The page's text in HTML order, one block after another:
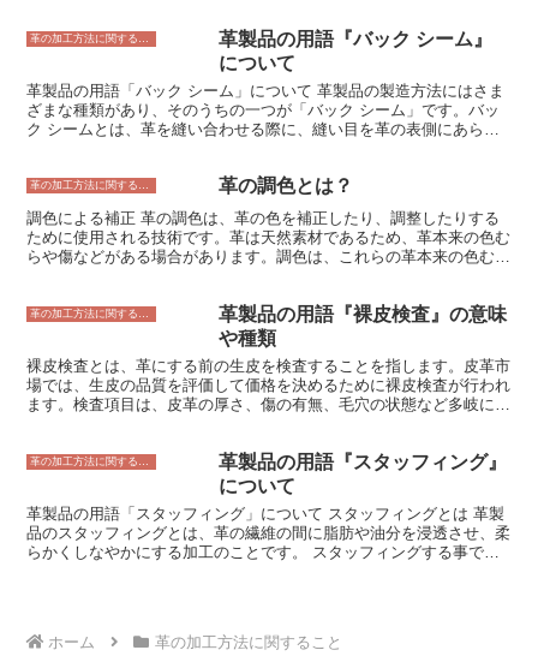
工よりも防水性が低いですが、革の風合いを損なわないというメリッ
トがあります。防水加工は、撥水加工よりも防水性が高いですが、革
の風合いが損なわれるというデメリットがあります。 革製品の防水
性は、用途に合わせて選ぶことが大切です。例えば、雨や雪の日によ
く使用する場合は、防水性が高い革製品を選ぶ必要があります。ま
た、水に濡れる可能性が低い場合は、撥水性が高い革製品を選ぶと良
を塗布することが大切です。防水スプレーは、革の表面に防水膜を形
成することで、水を浸透させにくくします。防水スプレーは、市販の
ものを購入することができます。 革製品の防水性を高めるために
は、水に濡れた後はすぐに拭き取ることも大切です。水に濡れた革製
品は、放置すると防水性が低下することがあります。水に濡れた後
は、すぐに柔らかい布で拭き取りましょう。
革製品の用語『バック シーム』
について
革製品の用語「バック シーム」について 革製品の製造方法にはさま
ざまな種類があり、そのうちの一つが「バック シーム」です。バッ
ク シームとは、革を縫い合わせる際に、縫い目を革の表側にあらわ
で、革製品の高級感や品質を高めます。 バック シームは、革製品の
分に施されることが多く、マチのあるバッグや革小物に使用されるこ
とが多いです。 バック シームは、革を縫い合わせる際に、革の表側
に縫い目をあらわさないように工夫した縫製方法です。そのため、革
シームは、革製品の高級感や品質を高めるためによく使用されます。
革の加工方法に関すること 革の調色とは？
調色による補正 革の調色は、革の色を補正したり、調整したりする
ために使用される技術です。革は天然素材であるため、革本来の色む
らや傷などがある場合があります。調色は、これらの革本来の色むら
ことで行われます。染料は、革に色を浸透させることで、革の色を補
正したり、調整したりすることができます。色を塗る場合は、革の表
面に色を塗ることで、革の色を補正したり、調整したりすることがで
きます。 調色は、革の種類や状態によって、異なる方法で行われま
す。革の種類によっては、染料を使用することができない場合があ
り、その場合は、色を塗ることで調色を行う必要があります。また、
合は、革の表面を補修したり、交換したりする必要があります。
革の加工方法に関すること
革製品の用語『裸皮検査』の意味
や種類
裸皮検査とは、革にする前の生皮を検査することを指します。皮革市
場では、生皮の品質を評価して価格を決めるために裸皮検査が行われ
ます。検査項目は、皮革の厚さ、傷の有無、毛穴の状態など多岐にわ
性が低くなります。また、毛穴の詰まった生皮から作られた革製品
は、通気性が悪くなることがあります。 そのため、革製品の品質を
保証するためには、裸皮検査が欠かせません。また、皮の品質を評価
するための基準を定めて、客観的な検査を実施することが大切です。
革製品の用語『スタッフィング』
について
革製品の用語「スタッフィング」について スタッフィングとは 革製
品のスタッフィングとは、革の繊維の間に脂肪や油分を浸透させ、柔
らかくしなやかにする加工のことです。 スタッフィングする事で、
グすることでより光沢が出ます。 スタッフィングは、革の仕上げ工
ホーム 革の加工方法に関すること